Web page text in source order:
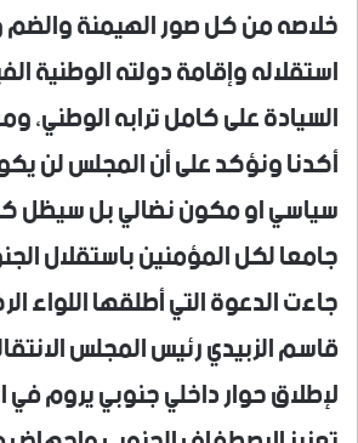
خلاصه من كل صور الهيمنة والضم
استقلاله وإقامة دولته الوطنية
السيادة على كامل ترابه الوطني،
أكدنا ونؤكد على أن المجلس لن
سياسي او مكون نضالي بل سيظل
جامعا لكل المؤمنين باستقلال
جاءت الدعوة التي أطلقها اللواء
قاسم الزبيدي رئيس المجلس
لإطلاق حوار داخلي جنوبي يروم في